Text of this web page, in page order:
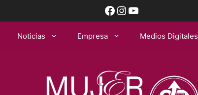
Facebook
Instagram
YouTube
Noticias Empresa Medios Digitales